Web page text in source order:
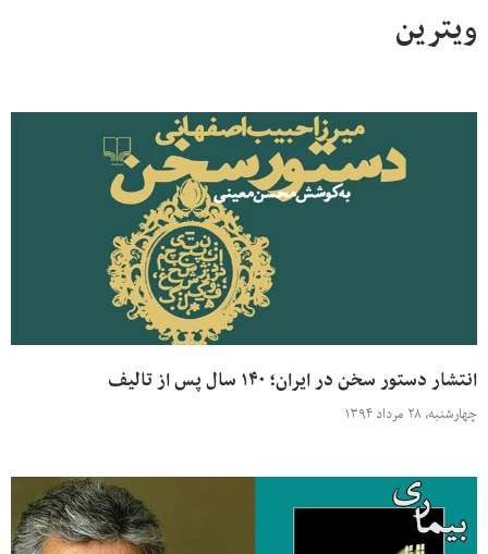
ویترین
انتشار دستور سخن در ایران؛ ۱۴۰ سال پس از تالیف
چهارشنبه، ۲۸ مرداد ۱۳۹۴